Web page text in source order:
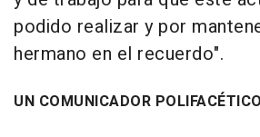
podido realizar y por
hermano en el recuerdo".
UN COMUNICADOR POLIFACÉTICO